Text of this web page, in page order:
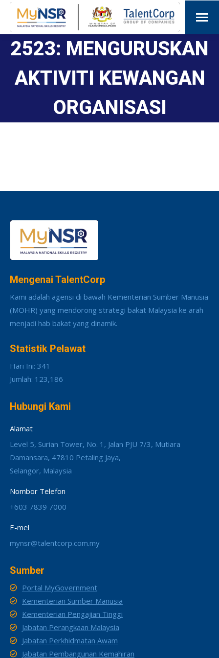
2523: MENGURUSKAN
AKTIVITI KEWANGAN
ORGANISASI
Mengenai TalentCorp
Kami adalah agensi di bawah Kementerian Sumber Manusia
(MOHR) yang mendorong strategi bakat Malaysia ke arah
menjadi hab bakat yang dinamik.
Statistik Pelawat
Hari Ini: 341
Jumlah: 123,186
Hubungi Kami
Alamat
Level 5, Surian Tower, No. 1, Jalan PJU 7/3, Mutiara
Damansara, 47810 Petaling Jaya,
Selangor, Malaysia
Nombor Telefon
+603 7839 7000
E-mel
mynsr@talentcorp.com.my
Sumber
Portal MyGovernment
Kementerian Sumber Manusia
Kementerian Pengajian Tinggi
Jabatan Perangkaan Malaysia
Jabatan Perkhidmatan Awam
Jabatan Pembangunan Kemahiran